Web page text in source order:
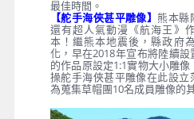
最佳時間。
【舵手海俠甚平雕像】 熊本縣
還有超人氣動漫《航海王》
本！繼熊本地震後，縣政府
化，早在2018年宣布將陸續
的作品原設定1:1實物大小雕
操舵手海俠甚平雕像在此設
為蒐集草帽團10名成員雕像的